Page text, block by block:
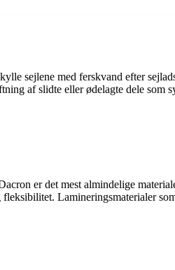
sejlene med ferskvand efter
af slidte eller ødelagte dele som
er det mest almindelige
Lamineringsmaterialer